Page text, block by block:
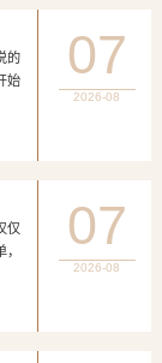
的
始
07
2026-08
仅
07
2026-08